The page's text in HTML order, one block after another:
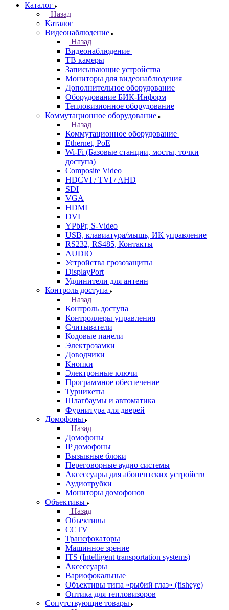
Каталог
Назад
Каталог
Видеонаблюдение
Назад
Видеонаблюдение
ТВ камеры
Записывающие устройства
Мониторы для видеонаблюдения
Дополнительное оборудование
Оборудование БИК-Информ
Тепловизионное оборудование
Коммутационное оборудование
Назад
Коммутационное оборудование
Ethernet, PoE
Wi-Fi (Базовые станции, мосты, точки
доступа)
Composite Video
HDCVI / TVI / AHD
SDI
VGA
HDMI
DVI
YPbPr, S-Video
USB, клавиатура/мышь, ИК управление
RS232, RS485, Контакты
AUDIO
Устройства грозозащиты
DisplayPort
Удлинители для антенн
Контроль доступа
Назад
Контроль доступа
Контроллеры управления
Считыватели
Кодовые панели
Электрозамки
Доводчики
Кнопки
Электронные ключи
Программное обеспечение
Турникеты
Шлагбаумы и автоматика
Фурнитура для дверей
Домофоны
Назад
Домофоны
IP домофоны
Вызывные блоки
Переговорные аудио системы
Аксессуары для абонентских устройств
Аудиотрубки
Мониторы домофонов
Объективы
Назад
Объективы
CCTV
Трансфокаторы
Машинное зрение
ITS (Intelligent transportation systems)
Аксессуары
Вариофокальные
Объективы типа «рыбий глаз» (fisheye)
Оптика для тепловизоров
Сопутствующие товары